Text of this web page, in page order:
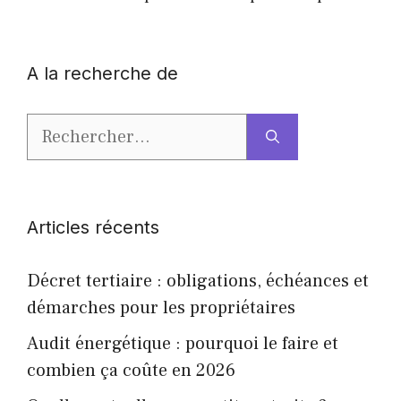
A la recherche de
Rechercher :
Articles récents
Décret tertiaire : obligations, échéances et
démarches pour les propriétaires
Audit énergétique : pourquoi le faire et
combien ça coûte en 2026